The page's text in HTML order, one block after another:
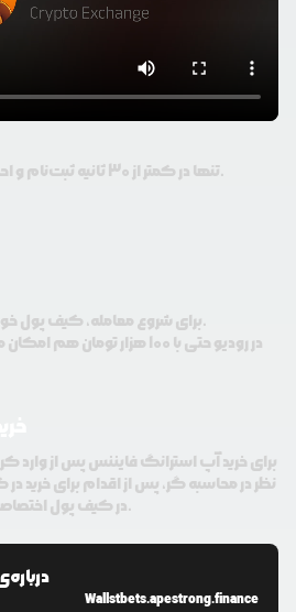
تنها در کمتر از 30 ثانیه ثبت‌نام و احراز هویت خود را تکمیل کنید.
برای شروع معامله، کیف پول خود را به میزان دلخواه شارژ کنید.
در رودیو حتی با 100 هزار تومان
برای خرید آپ استرانگ فایننس پس از وارد
نظر در محاسبه گر، پس از اقدام برای خرید در
در کیف پول اختصاصی شما قابل مشاهده میباشد.
Wallstbets.apestrong.finance